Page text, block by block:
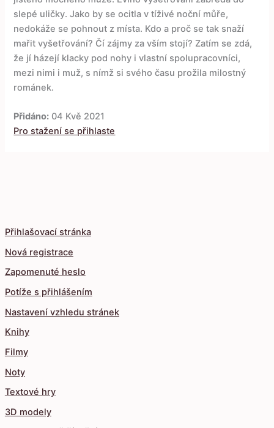
Přihlašovací stránka
Nová registrace
Zapomenuté heslo
Potíže s přihlášením
Nastavení vzhledu stránek
Knihy
Filmy
Noty
Textové hry
3D modely
slepé uličky. Jako by se ocitla v tíživé noční můře,
nedokáže se pohnout z místa. Kdo a proč se tak snaží
mařit vyšetřování? Čí zájmy za vším stojí? Zatím se zdá,
že jí házejí klacky pod nohy i vlastní spolupracovníci,
mezi nimi i muž, s nímž si svého času prožila milostný
románek.
Přidáno: 04 Kvě 2021
Pro stažení se přihlaste